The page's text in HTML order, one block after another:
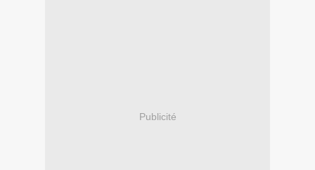
Publicité